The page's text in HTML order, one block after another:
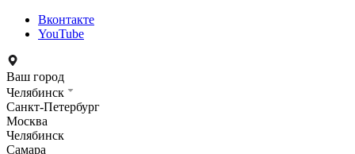
Вконтакте
YouTube
Ваш город
Челябинск
Санкт-Петербург
Москва
Челябинск
Самара